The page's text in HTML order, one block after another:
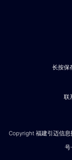
长按保
联
Copyright 福建引迈信息
号